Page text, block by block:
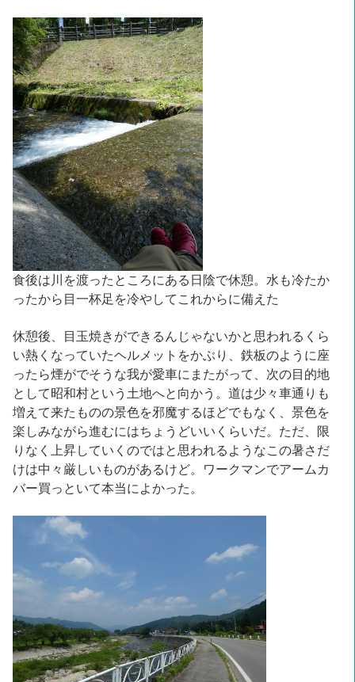
食後は川を渡ったところにある日陰で休憩。水も冷たか
ったから目一杯足を冷やしてこれからに備えた
休憩後、目玉焼きができるんじゃないかと思われるくら
い熱くなっていたヘルメットをかぶり、鉄板のように座
ったら煙がでそうな我が愛車にまたがって、次の目的地
として昭和村という土地へと向かう。道は少々車通りも
増えて来たものの景色を邪魔するほどでもなく、景色を
楽しみながら進むにはちょうどいいくらいだ。ただ、限
りなく上昇していくのではと思われるようなこの暑さだ
けは中々厳しいものがあるけど。ワークマンでアームカ
バー買っといて本当によかった。